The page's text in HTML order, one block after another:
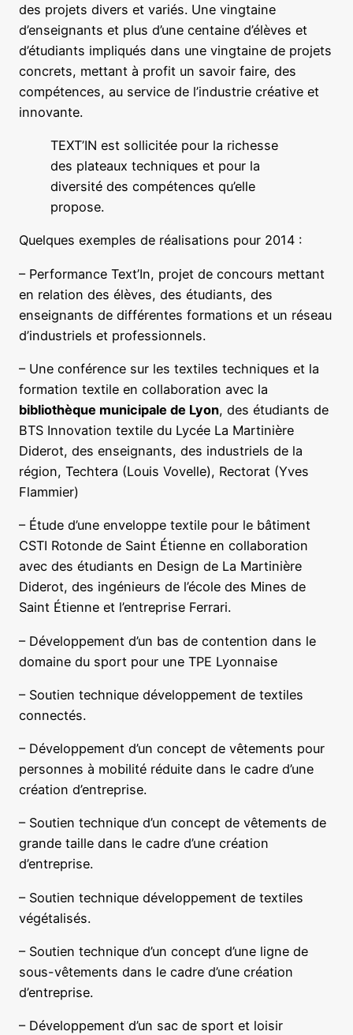
des projets divers et variés. Une vingtaine
d’enseignants et plus d’une centaine d’élèves et
d’étudiants impliqués dans une vingtaine de projets
concrets, mettant à profit un savoir faire, des
compétences, au service de l’industrie créative et
innovante.
TEXT’IN est sollicitée pour la richesse
des plateaux techniques et pour la
diversité des compétences qu’elle
propose.
Quelques exemples de réalisations pour 2014 :
– Performance Text’In, projet de concours mettant
en relation des élèves, des étudiants, des
enseignants de différentes formations et un réseau
d’industriels et professionnels.
– Une conférence sur les textiles techniques et la
formation textile en collaboration avec la
bibliothèque municipale de Lyon, des étudiants de
BTS Innovation textile du Lycée La Martinière
Diderot, des enseignants, des industriels de la
région, Techtera (Louis Vovelle), Rectorat (Yves
Flammier)
– Étude d’une enveloppe textile pour le bâtiment
CSTI Rotonde de Saint Étienne en collaboration
avec des étudiants en Design de La Martinière
Diderot, des ingénieurs de l’école des Mines de
Saint Étienne et l’entreprise Ferrari.
– Développement d’un bas de contention dans le
domaine du sport pour une TPE Lyonnaise
– Soutien technique développement de textiles
connectés.
– Développement d’un concept de vêtements pour
personnes à mobilité réduite dans le cadre d’une
création d’entreprise.
– Soutien technique d’un concept de vêtements de
grande taille dans le cadre d’une création
d’entreprise.
– Soutien technique développement de textiles
végétalisés.
– Soutien technique d’un concept d’une ligne de
sous-vêtements dans le cadre d’une création
d’entreprise.
– Développement d’un sac de sport et loisir